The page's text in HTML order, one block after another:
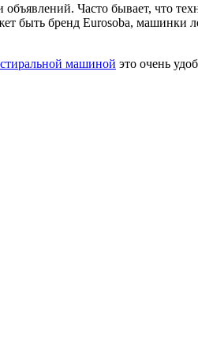
Часто бывает, что
быть бренд Eurosoba, машинки
машиной это очень